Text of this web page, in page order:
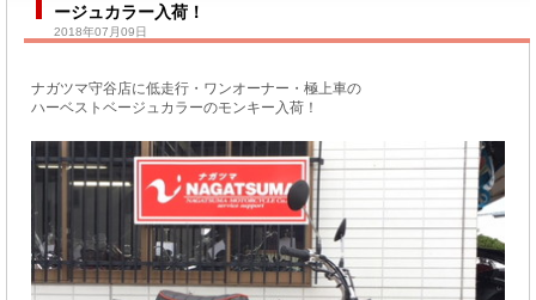
ージュカラー入荷！
2018年07月09日
ナガツマ守谷店に低走行・ワンオーナー・極上車の
ハーベストベージュカラーのモンキー入荷！